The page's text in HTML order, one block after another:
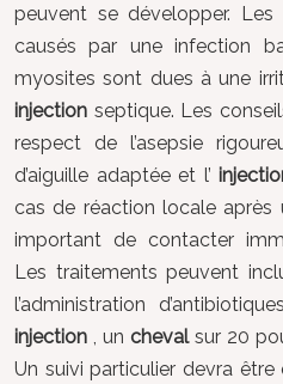
peuvent se développer.
causés par une infection
myosites sont dues à une
injection septique. Les
respect de l’asepsie
d’aiguille adaptée et l’
cas de réaction locale après
important de contacter
Les traitements peuvent
l’administration
injection
, un cheval sur 20
Un suivi particulier devra être